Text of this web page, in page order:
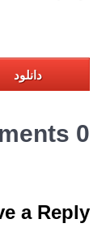
دانلود
0 Comments
a Reply